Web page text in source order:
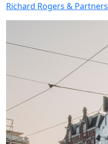
Richard Rogers & Partners